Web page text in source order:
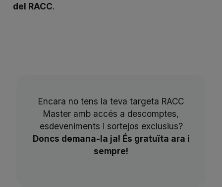
del RACC.
Encara no tens la teva targeta RACC
Master amb accés a descomptes,
esdeveniments i sortejos exclusius?
Doncs demana-la ja! És gratuïta ara i
sempre!